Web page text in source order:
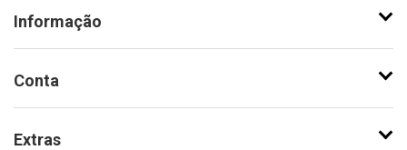
Informação
Conta
Extras